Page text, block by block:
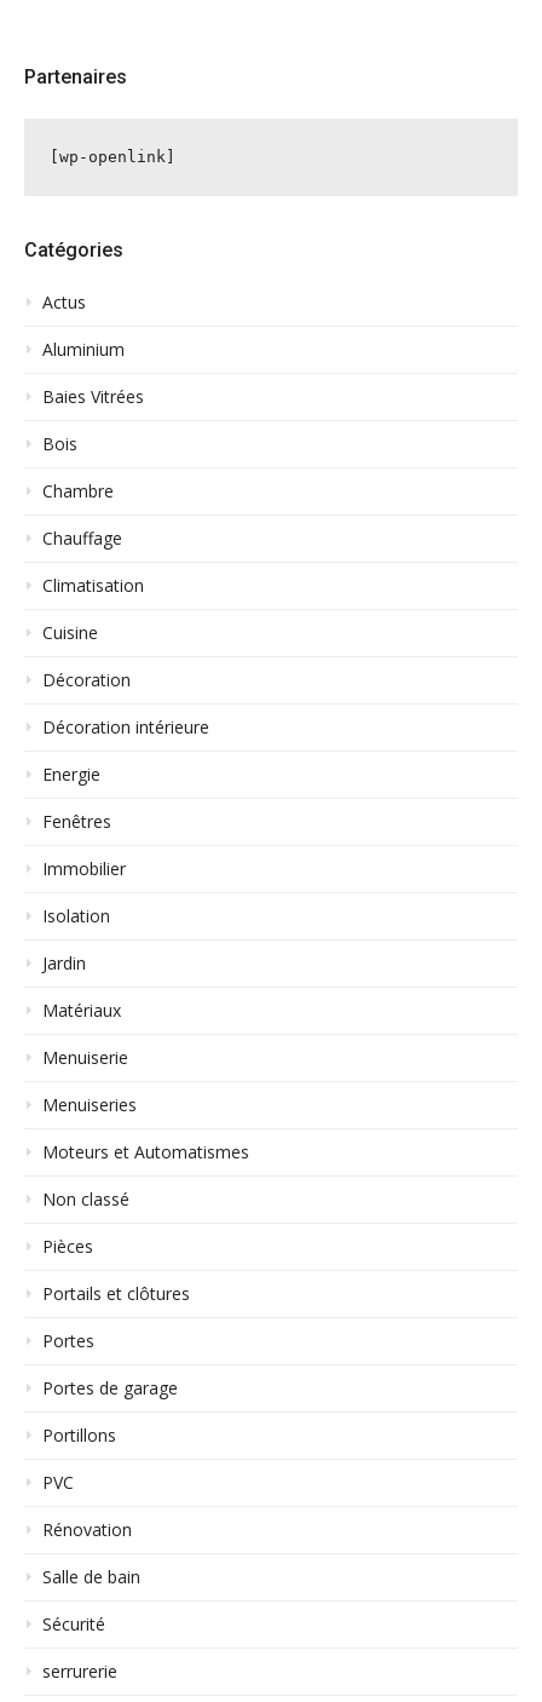
Partenaires
[wp-openlink]
Catégories
Actus
Aluminium
Baies Vitrées
Bois
Chambre
Chauffage
Climatisation
Cuisine
Décoration
Décoration intérieure
Energie
Fenêtres
Immobilier
Isolation
Jardin
Matériaux
Menuiserie
Menuiseries
Moteurs et Automatismes
Non classé
Pièces
Portails et clôtures
Portes
Portes de garage
Portillons
PVC
Rénovation
Salle de bain
Sécurité
serrurerie